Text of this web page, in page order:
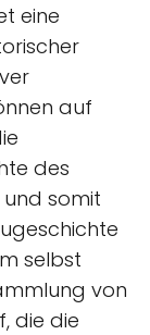
eine
auf
des
somit
selbst
von
die die